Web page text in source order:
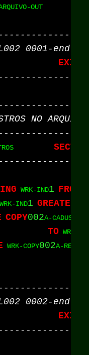
EXIT
WRK-IND1 FROM
IND
1 GREATER
COPY002A-
TO WRK-
WRK-COPY002
EXIT